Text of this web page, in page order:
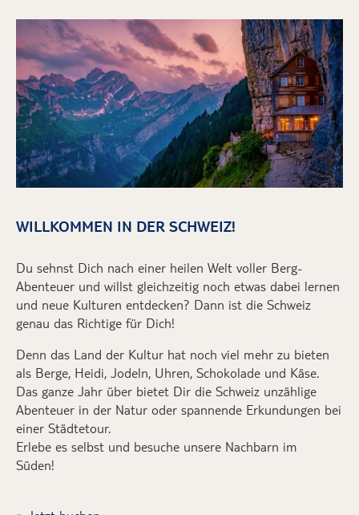
WILLKOMMEN IN DER SCHWEIZ!
Du sehnst Dich nach einer heilen Welt voller Berg-
Abenteuer und willst gleichzeitig noch etwas dabei lernen
und neue Kulturen entdecken? Dann ist die Schweiz
genau das Richtige für Dich!
Denn das Land der Kultur hat noch viel mehr zu bieten
als Berge, Heidi, Jodeln, Uhren, Schokolade und Käse.
Das ganze Jahr über bietet Dir die Schweiz unzählige
Abenteuer in der Natur oder spannende Erkundungen bei
einer Städtetour.
Erlebe es selbst und besuche unsere Nachbarn im
Süden!